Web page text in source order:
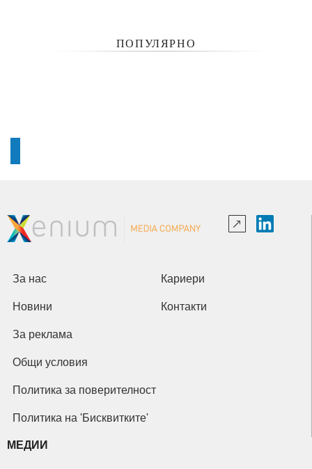
ПОПУЛЯРНО
За нас Кариери
Новини Контакти
За реклама
Общи условия
Политика за поверителност
Политика на 'Бисквитките'
МЕДИИ